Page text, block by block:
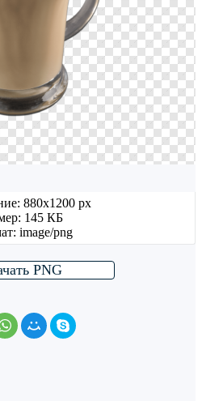
880x1200 px
145 КБ
image/png
PNG